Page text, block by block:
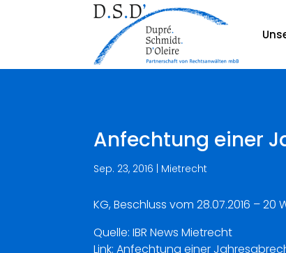
Anfechtung einer
Sep. 23, 2016 | Mietrecht
KG, Beschluss vom 28.07.2016 – 20
Quelle: IBR News Mietrecht
Link:Anfechtung einer